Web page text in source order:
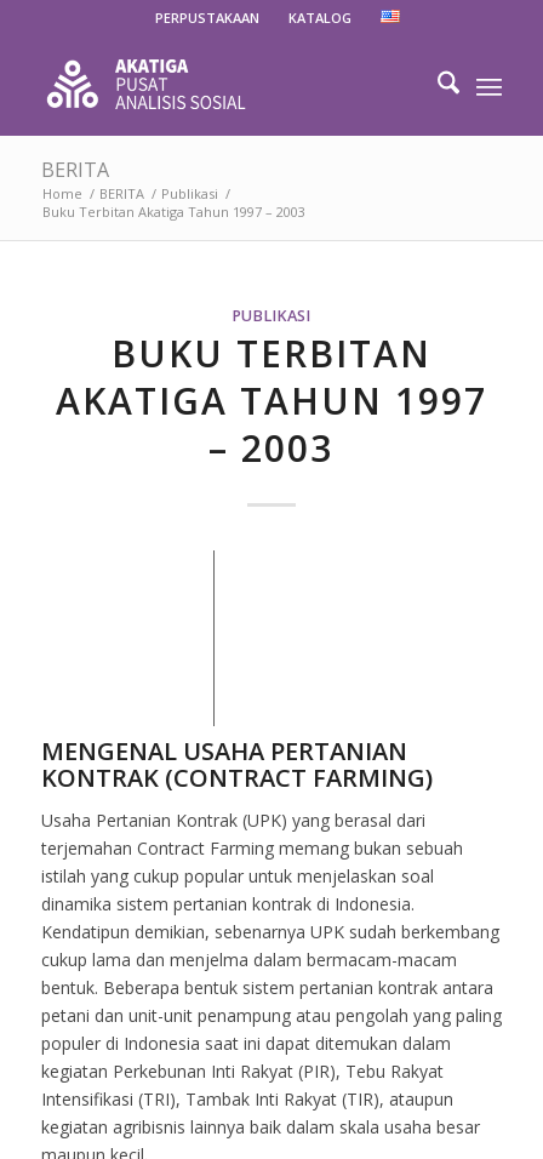
PERPUSTAKAAN KATALOG
BERITA
Home / BERITA / Publikasi /
Buku Terbitan Akatiga Tahun 1997 – 2003
PUBLIKASI
BUKU TERBITAN
AKATIGA TAHUN 1997
– 2003
MENGENAL USAHA PERTANIAN
KONTRAK (CONTRACT FARMING)
Usaha Pertanian Kontrak (UPK) yang berasal dari
terjemahan Contract Farming memang bukan sebuah
istilah yang cukup popular untuk menjelaskan soal
dinamika sistem pertanian kontrak di Indonesia.
Kendatipun demikian, sebenarnya UPK sudah berkembang
cukup lama dan menjelma dalam bermacam-macam
bentuk. Beberapa bentuk sistem pertanian kontrak antara
petani dan unit-unit penampung atau pengolah yang paling
populer di Indonesia saat ini dapat ditemukan dalam
kegiatan Perkebunan Inti Rakyat (PIR), Tebu Rakyat
Intensifikasi (TRI), Tambak Inti Rakyat (TIR), ataupun
kegiatan agribisnis lainnya baik dalam skala usaha besar
maupun kecil.